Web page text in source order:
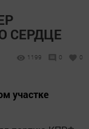
СЕРДЦЕ
1199 0 0
участке